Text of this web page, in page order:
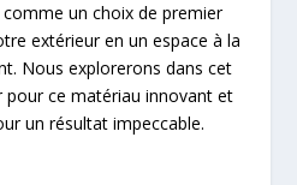
comme un choix de premier
extérieur en un espace à la
Nous explorerons dans cet
pour ce matériau innovant et
un résultat impeccable.